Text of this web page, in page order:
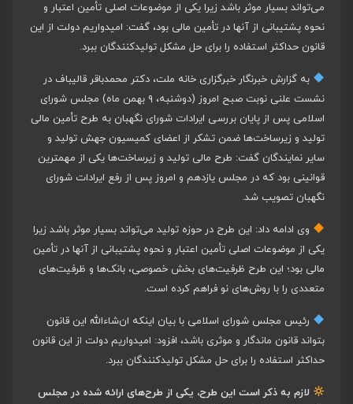
می‌تواند بسیار موثر باشد زیرا یکی از موضوعات اصلی تأمین اعتبار و
نحوه پشتیبانی از آنها در تأمین مالی بود، گفت: امیدواریم دولت از این
قانون حداکثر استفاده را برای حل مشکل تولیدکنندگان ببرد.
به گزارش خبرنگار خبرگزاری خانه ملت، دکتر محمدباقر قالیباف در
نشست علنی نوبت صبح امروز (دوشنبه، ۹ بهمن ماه) مجلس شورای
اسلامی پس از پایان بررسی ایرادات شورای نگهبان به طرح تأمین مالی
تولید و زیرساخت‌ها ضمن تشکر از اعضای کمیسیون جهش تولید و
سایر نمایندگان گفت: طرح مالی تولید و زیرساخت‌ها یکی از مهمترین
قوانینی بود که در مجلس یازدهم و امروز پس از رفع ایرادات شورای
نگهبان تصویب شد.
وی ادامه داد: این طرح در حوزه تولید می‌تواند بسیار موثر باشد زیرا
یکی از موضوعات اصلی تأمین اعتبار و نحوه پشتیبانی از آنها در تأمین
مالی بود؛ این طرح ظرفیت‌های بخش خصوصی، بانک‌ها و ظرفیت‌های
متعددی را با روش‌های نو فراهم کرده است.
رئیس مجلس شورای اسلامی با بیان اینکه ان‌شاء‌الله این قانون
بتواند قانون ماندگار و موثری باشد، افزود: امیدواریم دولت از این قانون
حداکثر استفاده را برای حل مشکل تولیدکنندگان ببرد.
لازم به ذکر است این طرح، یکی از طرح‌های ارائه شده در مجلس